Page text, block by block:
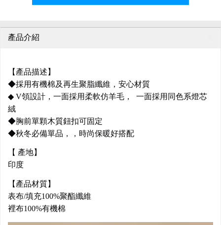
產品介紹
【產品描述】
◆採用有機棉及再生聚脂纖維，安心材質
◆ V領設計，一面採用柔軟仿羊毛， 一面採用同色系燈芯
絨
◆胸前單顆木質鈕扣可固定
◆秋冬必備單品，，時尚保暖好搭配
【 產地】
印度
【產品材質】
表布/填充100%聚酯纖維
裡布100%有機棉